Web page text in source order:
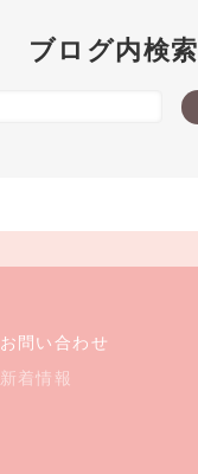
ブログ内検索
お問い合わせ
新着情報